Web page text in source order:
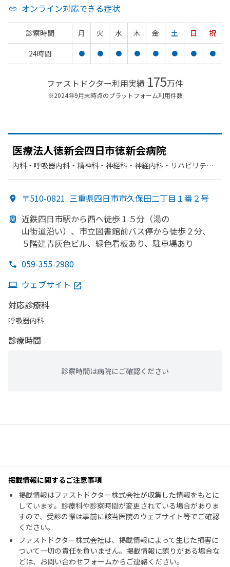
オンライン対応できる症状
診察時間 月 火 水 木 金 土 日
祝
24時間
● ● ● ● ● ● ● ●
ファストドクター利用実績 175万件
※2024年9月末時点のプラットフォーム利用件数
医療法人徳新会四日市徳新会病院
内科・​呼吸器内科・​精神科・神経科・​神経内科・​リハビリテー
〒510-0821 三重県四日市市久保田二丁目１番２号
近鉄四日市駅から西へ徒歩１５分 （湯の
山街道沿い）、 市立図書館前バス停から徒歩２分、
５階建青灰色ビル、 緑色看板あり、 駐車場あり
059-355-2980
ウェブサイト
対応診療科
呼吸器内科
診療時間
診察時間は病院にご確認ください
掲載情報に関するご注意事項
掲載情報はファストドクター株式会社が収集した情報をもとに
しています。診療科や診察時間が変更されている場合がありま
すので、受診の際は事前に該当医院のウェブサイト等でご確認
ください。
ファストドクター株式会社は、掲載情報によって生じた損害に
ついて一切の責任を負いません。掲載情報に誤りがある場合な
どは、お問い合わせフォームからご連絡ください。